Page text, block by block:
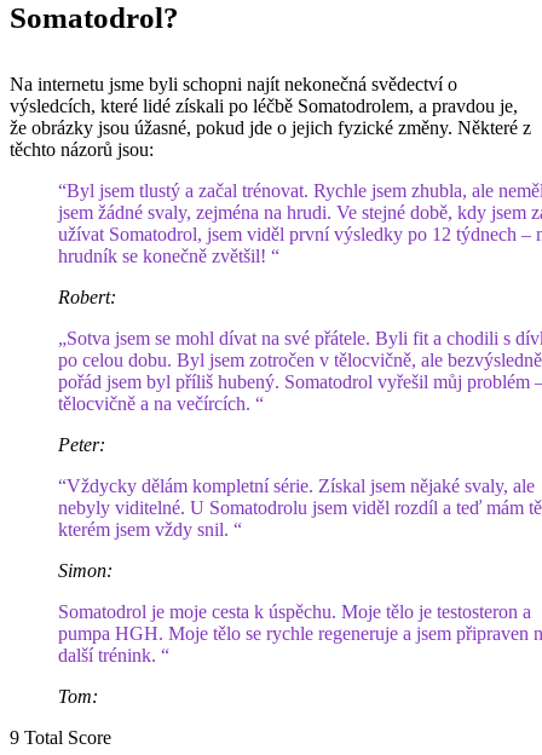
Somatodrol?
Na internetu jsme byli schopni najít nekonečná svědectví o
výsledcích, které lidé získali po léčbě Somatodrolem, a pravdou je,
že obrázky jsou úžasné, pokud jde o jejich fyzické změny. Některé z
těchto názorů jsou:
“Byl jsem tlustý a začal trénovat. Rychle jsem zhubla, ale
jsem žádné svaly, zejména na hrudi. Ve stejné době, kdy jsem
užívat Somatodrol, jsem viděl první výsledky po 12 týdnech –
hrudník se konečně zvětšil! “
Robert:
„Sotva jsem se mohl dívat na své přátele. Byli fit a chodili s
po celou dobu. Byl jsem zotročen v tělocvičně, ale
pořád jsem byl příliš hubený. Somatodrol vyřešil můj problém
tělocvičně a na večírcích. “
Peter:
“Vždycky dělám kompletní série. Získal jsem nějaké svaly, ale
nebyly viditelné. U Somatodrolu jsem viděl rozdíl a teď mám
kterém jsem vždy snil. “
Simon:
Somatodrol je moje cesta k úspěchu. Moje tělo je testosteron a
pumpa HGH. Moje tělo se rychle regeneruje a jsem připraven
další trénink. “
Tom:
9 Total Score